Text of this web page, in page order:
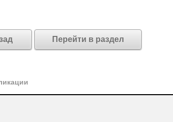
Перейти в раздел